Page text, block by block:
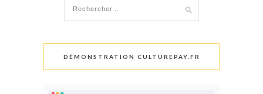
DÉMONSTRATION CULTUREPAY.FR